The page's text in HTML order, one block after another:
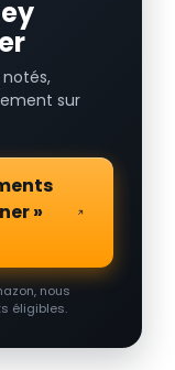
sur
»
nous
éligibles.